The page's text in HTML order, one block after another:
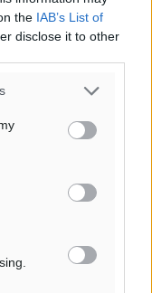
the IAB’s List of
disclose it to other